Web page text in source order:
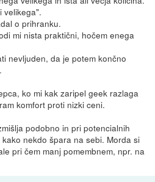
velikega".
o prihranku.
mi nista praktični, hočem enega
nevljuden, da je potem končno
ko mi kak zaripel geek razlaga
komfort proti nizki ceni.
podobno in pri potencialnih
nekdo špara na sebi. Morda si
pri čem manj pomembnem, npr. na